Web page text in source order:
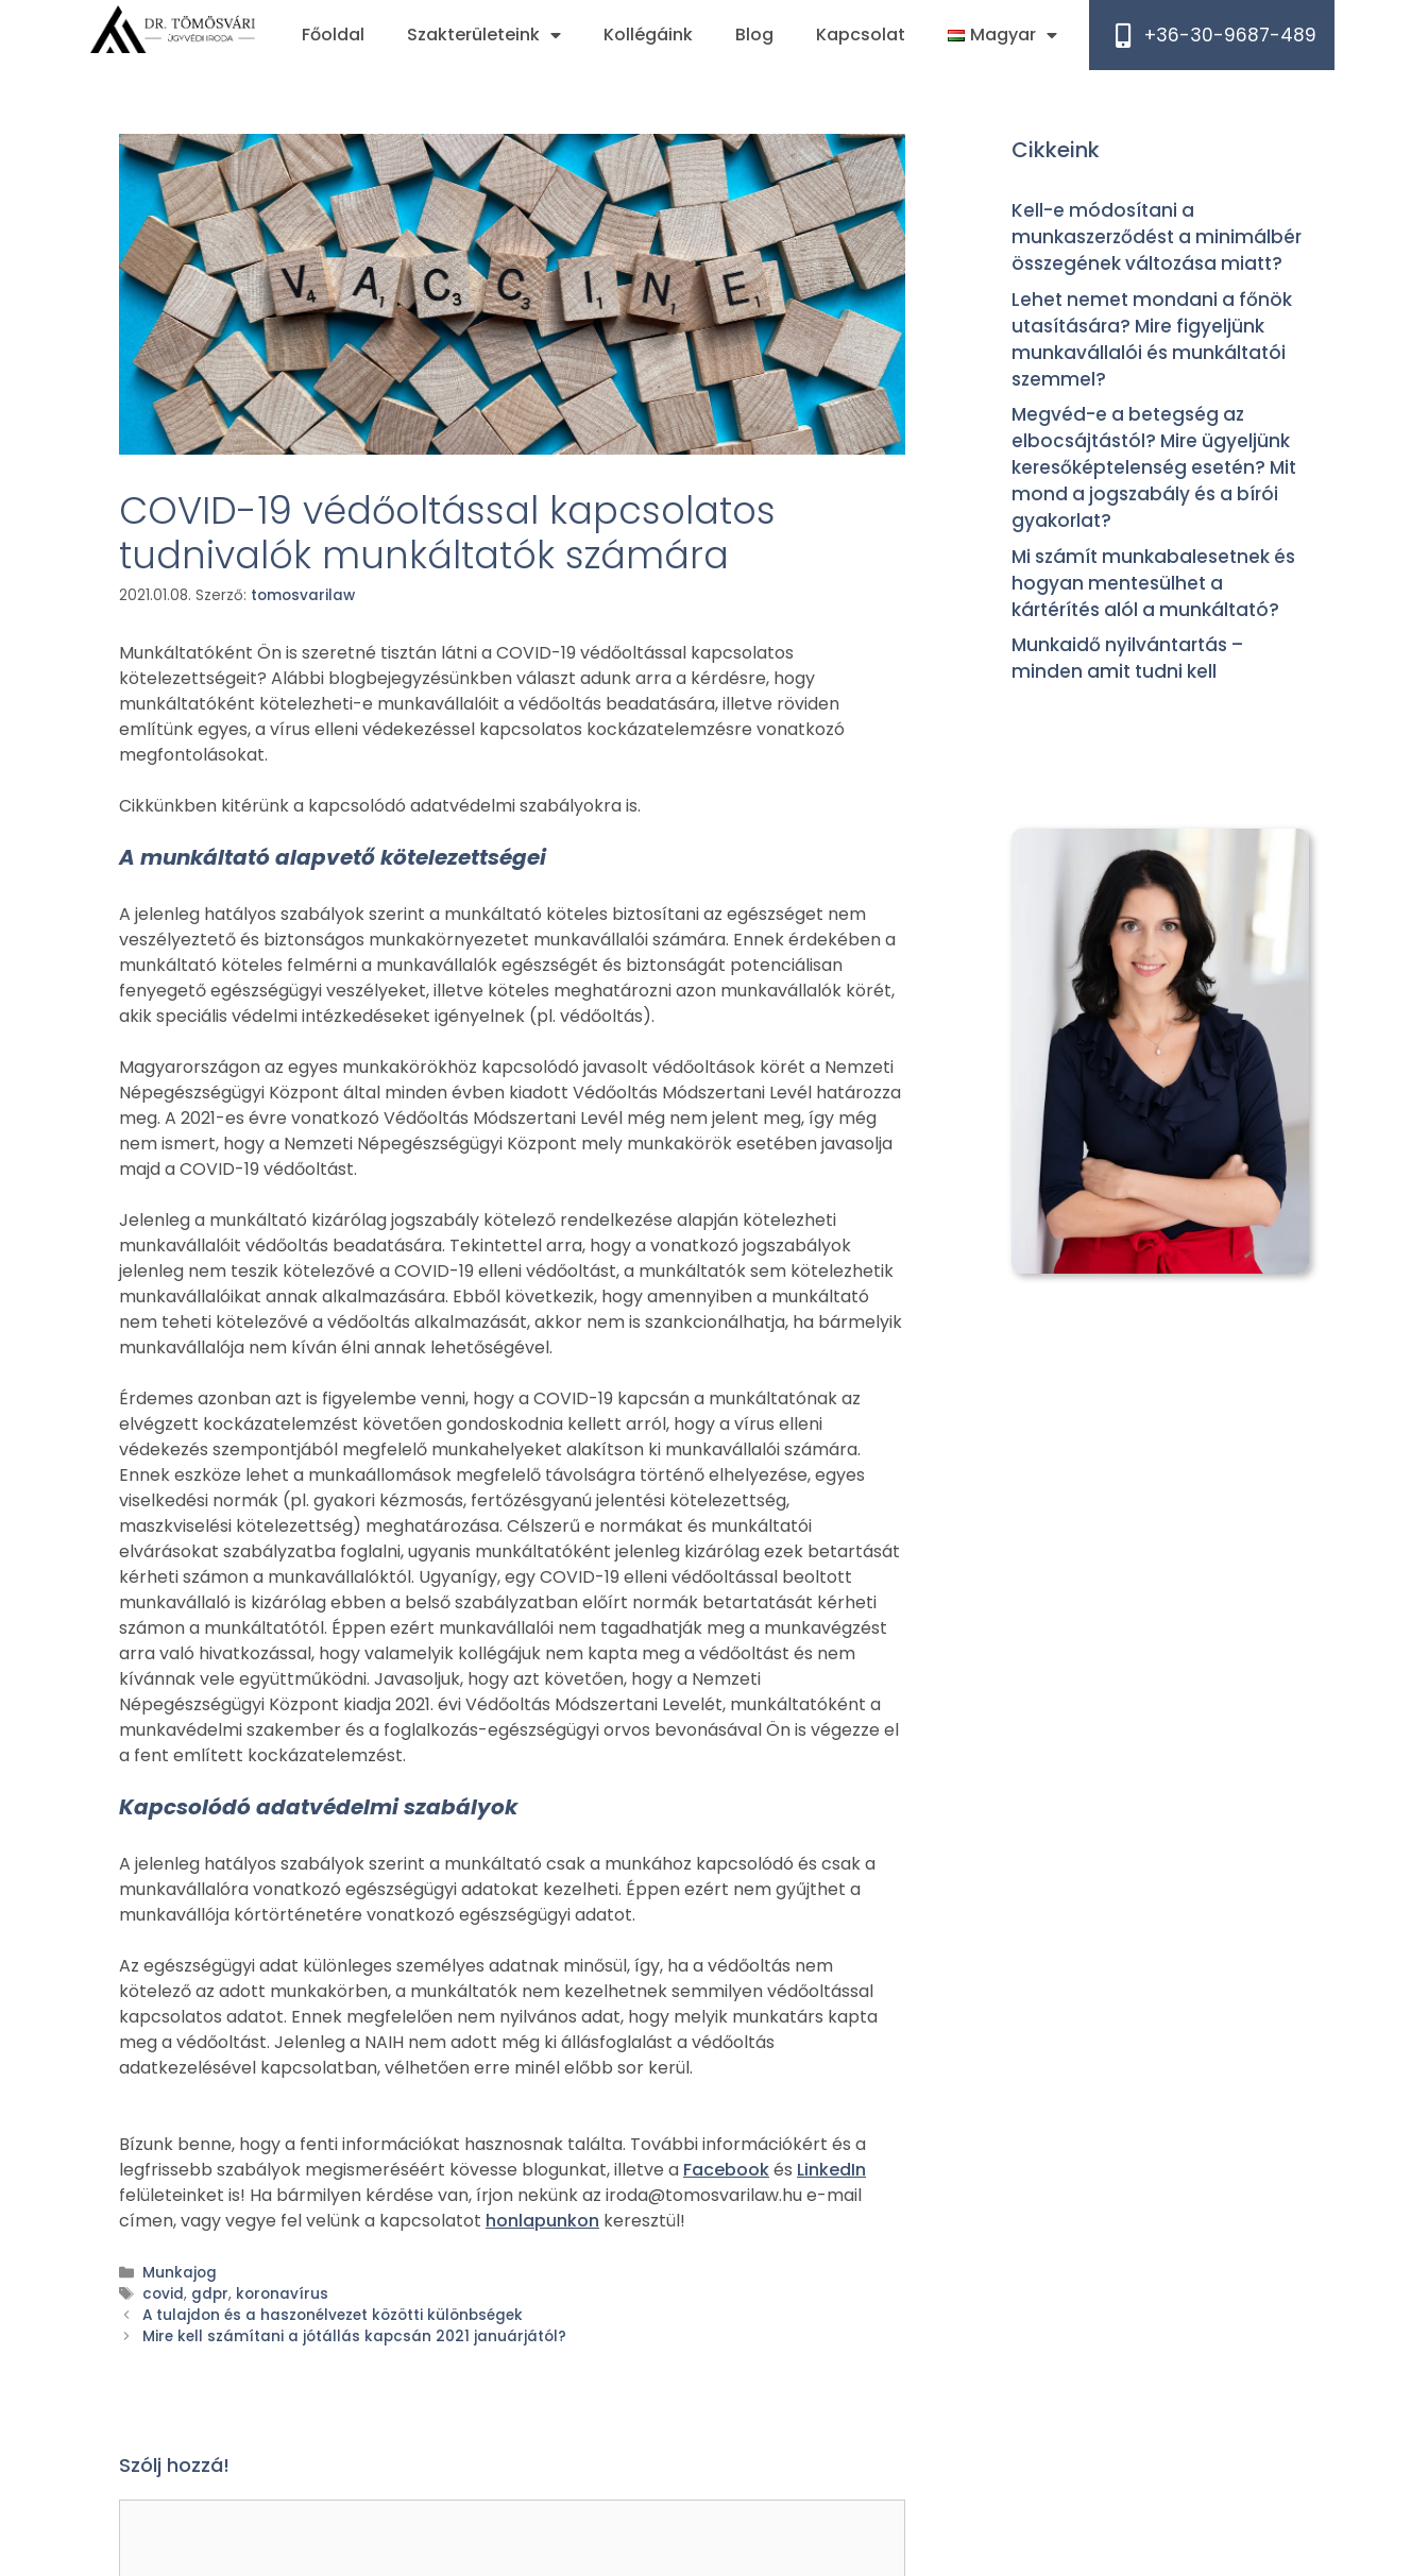
Főoldal Szakterületeink Kollégáink Blog Kapcsolat Magyar +36-30-9687-489
COVID-19 védőoltással kapcsolatos
tudnivalók munkáltatók számára
2021.01.08. Szerző: tomosvarilaw
Munkáltatóként Ön is szeretné tisztán látni a COVID-19 védőoltással kapcsolatos
kötelezettségeit? Alábbi blogbejegyzésünkben választ adunk arra a kérdésre, hogy
munkáltatóként kötelezheti-e munkavállalóit a védőoltás beadatására, illetve röviden
említünk egyes, a vírus elleni védekezéssel kapcsolatos kockázatelemzésre vonatkozó
megfontolásokat.
Cikkünkben kitérünk a kapcsolódó adatvédelmi szabályokra is.
A munkáltató alapvető kötelezettségei
A jelenleg hatályos szabályok szerint a munkáltató köteles biztosítani az egészséget nem
veszélyeztető és biztonságos munkakörnyezetet munkavállalói számára. Ennek érdekében a
munkáltató köteles felmérni a munkavállalók egészségét és biztonságát potenciálisan
fenyegető egészségügyi veszélyeket, illetve köteles meghatározni azon munkavállalók körét,
akik speciális védelmi intézkedéseket igényelnek (pl. védőoltás).
Magyarországon az egyes munkakörökhöz kapcsolódó javasolt védőoltások körét a Nemzeti
Népegészségügyi Központ által minden évben kiadott Védőoltás Módszertani Levél határozza
meg. A 2021-es évre vonatkozó Védőoltás Módszertani Levél még nem jelent meg, így még
nem ismert, hogy a Nemzeti Népegészségügyi Központ mely munkakörök esetében javasolja
majd a COVID-19 védőoltást.
Jelenleg a munkáltató kizárólag jogszabály kötelező rendelkezése alapján kötelezheti
munkavállalóit védőoltás beadatására. Tekintettel arra, hogy a vonatkozó jogszabályok
jelenleg nem teszik kötelezővé a COVID-19 elleni védőoltást, a munkáltatók sem kötelezhetik
munkavállalóikat annak alkalmazására. Ebből következik, hogy amennyiben a munkáltató
nem teheti kötelezővé a védőoltás alkalmazását, akkor nem is szankcionálhatja, ha bármelyik
munkavállalója nem kíván élni annak lehetőségével.
Érdemes azonban azt is figyelembe venni, hogy a COVID-19 kapcsán a munkáltatónak az
elvégzett kockázatelemzést követően gondoskodnia kellett arról, hogy a vírus elleni
védekezés szempontjából megfelelő munkahelyeket alakítson ki munkavállalói számára.
Ennek eszköze lehet a munkaállomások megfelelő távolságra történő elhelyezése, egyes
viselkedési normák (pl. gyakori kézmosás, fertőzésgyanú jelentési kötelezettség,
maszkviselési kötelezettség) meghatározása. Célszerű e normákat és munkáltatói
elvárásokat szabályzatba foglalni, ugyanis munkáltatóként jelenleg kizárólag ezek betartását
kérheti számon a munkavállalóktól. Ugyanígy, egy COVID-19 elleni védőoltással beoltott
munkavállaló is kizárólag ebben a belső szabályzatban előírt normák betartatását kérheti
számon a munkáltatótól. Éppen ezért munkavállalói nem tagadhatják meg a munkavégzést
arra való hivatkozással, hogy valamelyik kollégájuk nem kapta meg a védőoltást és nem
kívánnak vele együttműködni. Javasoljuk, hogy azt követően, hogy a Nemzeti
Népegészségügyi Központ kiadja 2021. évi Védőoltás Módszertani Levelét, munkáltatóként a
munkavédelmi szakember és a foglalkozás-egészségügyi orvos bevonásával Ön is végezze el
a fent említett kockázatelemzést.
Kapcsolódó adatvédelmi szabályok
A jelenleg hatályos szabályok szerint a munkáltató csak a munkához kapcsolódó és csak a
munkavállalóra vonatkozó egészségügyi adatokat kezelheti. Éppen ezért nem gyűjthet a
munkavállója kórtörténetére vonatkozó egészségügyi adatot.
Az egészségügyi adat különleges személyes adatnak minősül, így, ha a védőoltás nem
kötelező az adott munkakörben, a munkáltatók nem kezelhetnek semmilyen védőoltással
kapcsolatos adatot. Ennek megfelelően nem nyilvános adat, hogy melyik munkatárs kapta
meg a védőoltást. Jelenleg a NAIH nem adott még ki állásfoglalást a védőoltás
adatkezelésével kapcsolatban, vélhetően erre minél előbb sor kerül.
Bízunk benne, hogy a fenti információkat hasznosnak találta. További információkért és a
legfrissebb szabályok megismeréséért kövesse blogunkat, illetve a Facebookés LinkedIn
felületeinket is! Ha bármilyen kérdése van, írjon nekünk az iroda@tomosvarilaw.hu e-mail
címen, vagy vegye fel velünk a kapcsolatot honlapunkon keresztül!
Munkajog
covid, gdpr, koronavírus
A tulajdon és a haszonélvezet közötti különbségek
Mire kell számítani a jótállás kapcsán 2021 januárjától?
Szólj hozzá!
Cikkeink
Kell-e módosítani a
munkaszerződést a minimálbér
összegének változása miatt?
Lehet nemet mondani a főnök
utasítására? Mire figyeljünk
munkavállalói és munkáltatói
szemmel?
Megvéd-e a betegség az
elbocsájtástól? Mire ügyeljünk
keresőképtelenség esetén? Mit
mond a jogszabály és a bírói
gyakorlat?
Mi számít munkabalesetnek és
hogyan mentesülhet a
kártérítés alól a munkáltató?
Munkaidő nyilvántartás –
minden amit tudni kell